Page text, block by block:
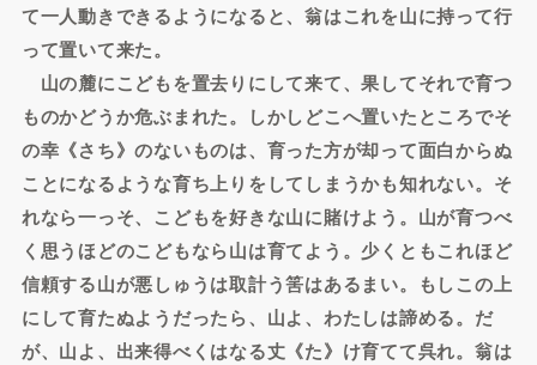
て一人動きできるようになると、翁はこれを山に持って行
って置いて来た。
山の麓にこどもを置去りにして来て、果してそれで育つ
ものかどうか危ぶまれた。しかしどこへ置いたところでそ
の幸《さち》のないものは、育った方が却って面白からぬ
ことになるような育ち上りをしてしまうかも知れない。そ
れなら一っそ、こどもを好きな山に賭けよう。山が育つべ
く思うほどのこどもなら山は育てよう。少くともこれほど
信頼する山が悪しゅうは取計う筈はあるまい。もしこの上
にして育たぬようだったら、山よ、わたしは諦める。だ
が、山よ、出来得べくはなる丈《た》け育てて呉れ。翁は